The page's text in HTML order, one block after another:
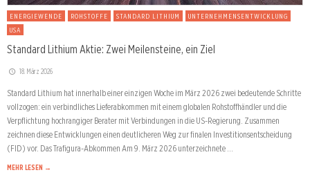
ENERGIEWENDE ROHSTOFFE STANDARD LITHIUM
UNTERNEHMENSENTWICKLUNG
USA
Standard Lithium Aktie: Zwei Meilensteine, ein Ziel
18. März 2026
Standard Lithium hat innerhalb einer einzigen Woche im März 2026 zwei bedeutende Schritte
vollzogen: ein verbindliches Lieferabkommen mit einem globalen Rohstoffhändler und die
Verpflichtung hochrangiger Berater mit Verbindungen in die US-Regierung. Zusammen
zeichnen diese Entwicklungen einen deutlicheren Weg zur finalen Investitionsentscheidung
(FID) vor. Das Trafigura-Abkommen Am 9. März 2026 unterzeichnete …
MEHR LESEN →